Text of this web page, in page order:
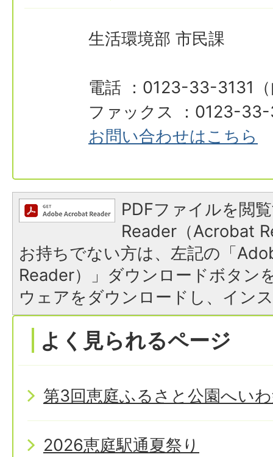
生活環境部 市民課
電話 ：0123-33-3131（
ファックス ：0123-
お問い合わせはこちら
PDFファイルを閲
Reader（Acrobat
お持ちでない方は、左記の「
Reader）」ダウンロードボタン
ウェアをダウンロードし、イン
よく見られるページ
第3回恵庭ふるさと公園へい
2026恵庭駅通夏祭り